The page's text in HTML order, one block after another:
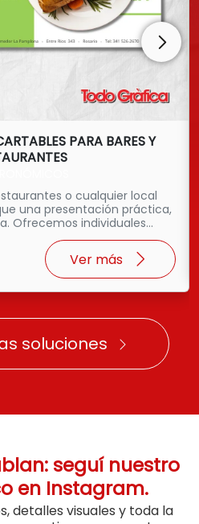
PARA BARES Y
o cualquier local
una presentación práctica,
A3 (45 x 30 cm) y A4 (30 x
color con excelente calidad.
tu diseño o enviarnos el
sino que también son una
Incluí fotos
o lo que necesites para
la mesa. Consultanos
Ver más
soluciones
seguí nuestro
en Instagram.
detalles visuales y toda la